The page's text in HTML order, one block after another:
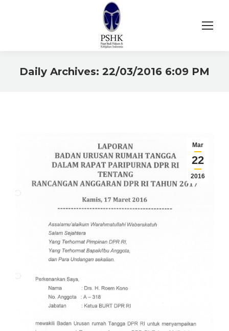
Daily Archives: 22/03/2016 6:09 PM
Mar
22
2016